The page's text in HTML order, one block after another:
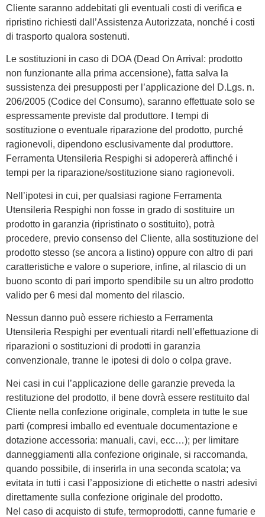
Cliente saranno addebitati gli eventuali costi di verifica e
ripristino richiesti dall’Assistenza Autorizzata, nonché i costi
di trasporto qualora sostenuti.
Le sostituzioni in caso di DOA (Dead On Arrival: prodotto
non funzionante alla prima accensione), fatta salva la
sussistenza dei presupposti per l’applicazione del D.Lgs. n.
206/2005 (Codice del Consumo), saranno effettuate solo se
espressamente previste dal produttore. I tempi di
sostituzione o eventuale riparazione del prodotto, purché
ragionevoli, dipendono esclusivamente dal produttore.
Ferramenta Utensileria Respighi si adopererà affinché i
tempi per la riparazione/sostituzione siano ragionevoli.
Nell’ipotesi in cui, per qualsiasi ragione Ferramenta
Utensileria Respighi non fosse in grado di sostituire un
prodotto in garanzia (ripristinato o sostituito), potrà
procedere, previo consenso del Cliente, alla sostituzione del
prodotto stesso (se ancora a listino) oppure con altro di pari
caratteristiche e valore o superiore, infine, al rilascio di un
buono sconto di pari importo spendibile su un altro prodotto
valido per 6 mesi dal momento del rilascio.
Nessun danno può essere richiesto a Ferramenta
Utensileria Respighi per eventuali ritardi nell’effettuazione di
riparazioni o sostituzioni di prodotti in garanzia
convenzionale, tranne le ipotesi di dolo o colpa grave.
Nei casi in cui l’applicazione delle garanzie preveda la
restituzione del prodotto, il bene dovrà essere restituito dal
Cliente nella confezione originale, completa in tutte le sue
parti (compresi imballo ed eventuale documentazione e
dotazione accessoria: manuali, cavi, ecc…); per limitare
danneggiamenti alla confezione originale, si raccomanda,
quando possibile, di inserirla in una seconda scatola; va
evitata in tutti i casi l’apposizione di etichette o nastri adesivi
direttamente sulla confezione originale del prodotto.
Nel caso di acquisto di stufe, termoprodotti, canne fumarie e